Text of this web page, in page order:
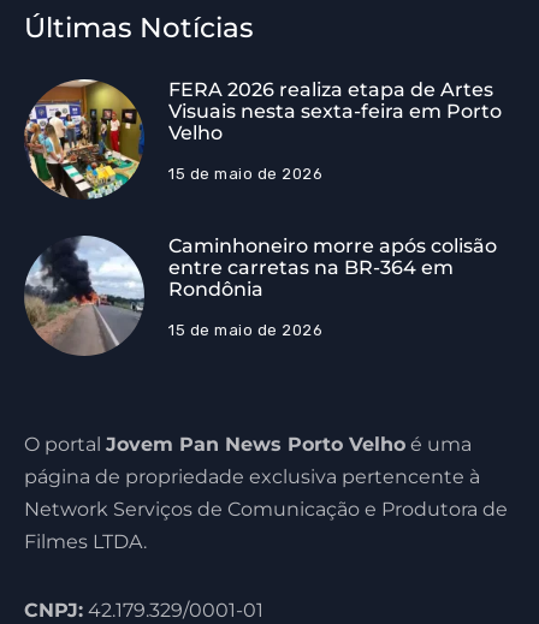
Últimas Notícias
FERA 2026 realiza etapa de Artes
Visuais nesta sexta-feira em Porto
Velho
15 de maio de 2026
Caminhoneiro morre após colisão
entre carretas na BR-364 em
Rondônia
15 de maio de 2026
O portal Jovem Pan News Porto Velho é uma
página de propriedade exclusiva pertencente à
Network Serviços de Comunicação e Produtora de
Filmes LTDA.
CNPJ: 42.179.329/0001-01